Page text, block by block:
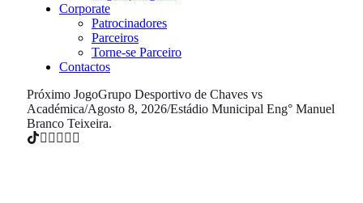
Corporate
Patrocinadores
Parceiros
Torne-se Parceiro
Contactos
Próximo JogoGrupo Desportivo de Chaves vs
Académica/Agosto 8, 2026/Estádio Municipal Eng° Manuel
Branco Teixeira.